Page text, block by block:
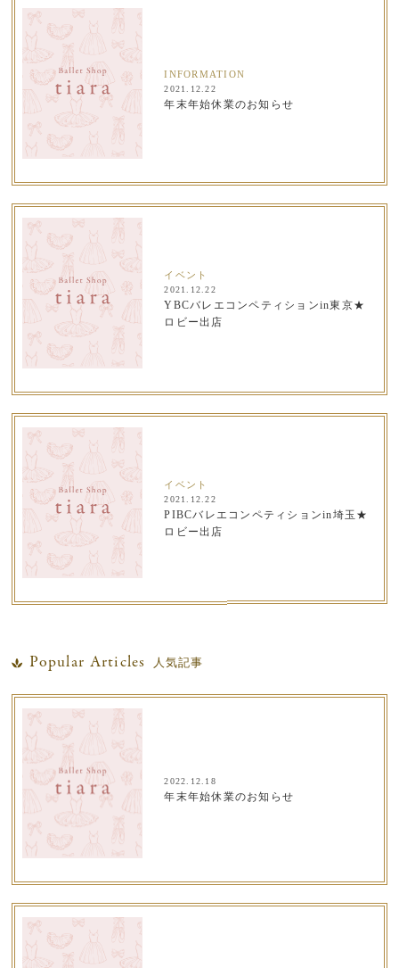
INFORMATION
2021.12.22
年末年始休業のお知らせ
イベント
2021.12.22
YBCバレエコンペティションin東京★
ロビー出店
イベント
2021.12.22
PIBCバレエコンペティションin埼玉★
ロビー出店
Popular Articles 人気記事
2022.12.18
年末年始休業のお知らせ